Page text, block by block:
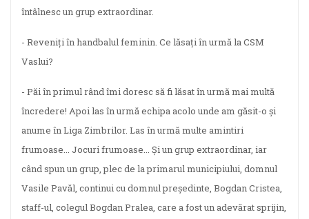
întâlnesc un grup extraordinar.
- Reveniți în handbalul feminin. Ce lăsați în urmă la CSM
Vaslui?
- Păi în primul rând îmi doresc să fi lăsat în urmă mai multă
încredere! Apoi las în urmă echipa acolo unde am găsit-o și
anume în Liga Zimbrilor. Las în urmă multe amintiri
frumoase... Jocuri frumoase... Și un grup extraordinar, iar
când spun un grup, plec de la primarul municipiului, domnul
Vasile Pavăl, continui cu domnul președinte, Bogdan Cristea,
staff-ul, colegul Bogdan Pralea, care a fost un adevărat sprijin,